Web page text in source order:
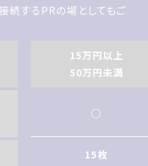
式ウェブサイト 印刷物 会
続するPRの場としても
続するPRの場としてもご
15万円以上
50万円未満
◯
15枚